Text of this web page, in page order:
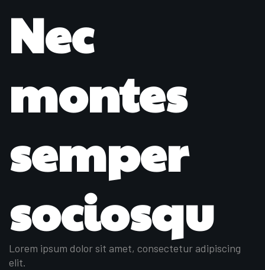
Nec
montes
semper
sociosqu
Lorem ipsum dolor sit amet, consectetur adipiscing
elit.